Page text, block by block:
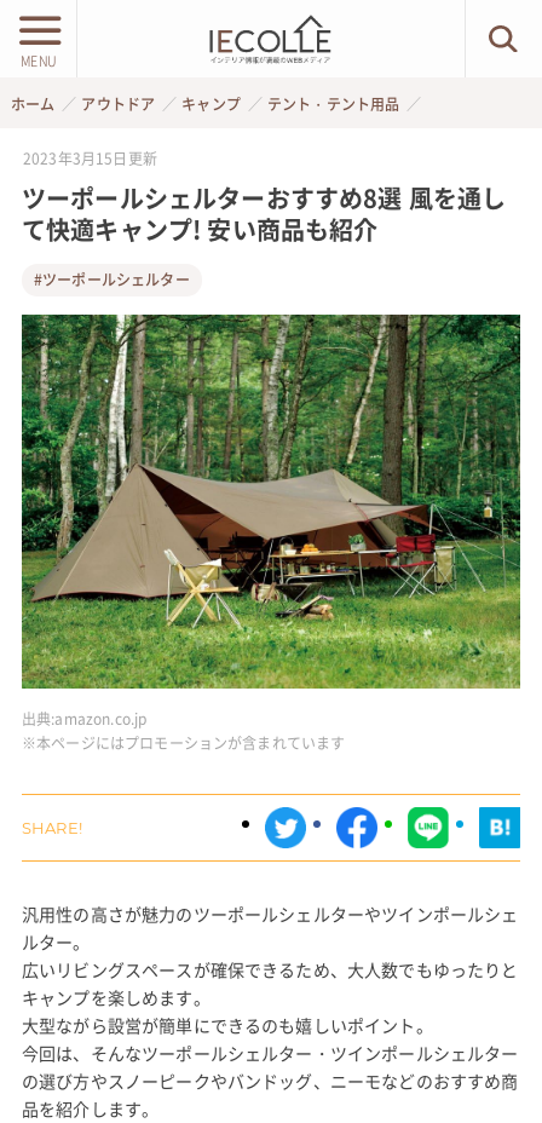
MENU
ホーム アウトドア キャンプ テント・テント用品
2023年3月15日 更新
ツーポールシェルターおすすめ8選 風を通し
て快適キャンプ! 安い商品も紹介
#ツーポールシェルター
出典:amazon.co.jp
※本ページにはプロモーションが含まれています
汎用性の高さが魅力のツーポールシェルターやツインポールシェ
ルター。
広いリビングスペースが確保できるため、大人数でもゆったりと
キャンプを楽しめます。
大型ながら設営が簡単にできるのも嬉しいポイント。
今回は、そんなツーポールシェルター・ツインポールシェルター
の選び方やスノーピークやバンドッグ、ニーモなどのおすすめ商
品を紹介します。